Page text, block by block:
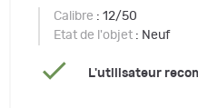
Calibre : 12/50
Etat de l'objet : Neuf
L'utilisateur